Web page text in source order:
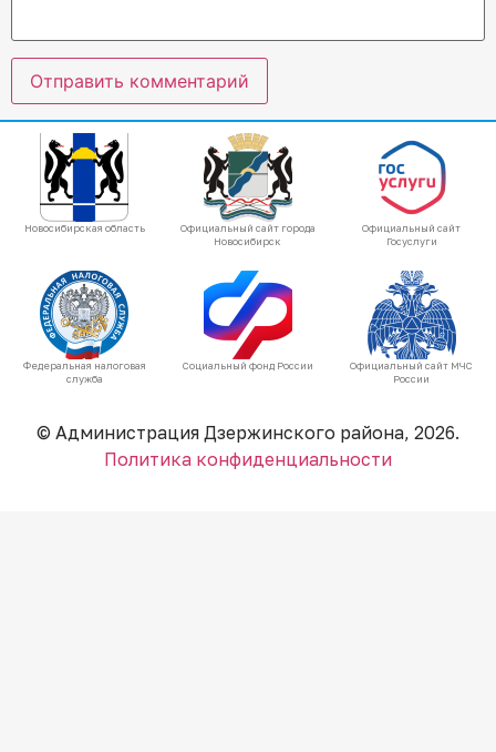
Новосибирская область
Официальный сайт города
Новосибирск
Официальный сайт
Госуслуги
Федеральная налоговая
служба
Социальный фонд России
Официальный сайт МЧС
России
© Администрация Дзержинского района, 2026.
Политика конфиденциальности